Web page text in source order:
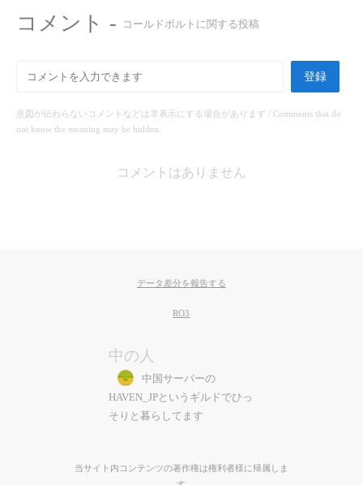
コメント - コールドボルトに関する投稿
登録
意図が伝わらないコメントなどは非表示にする場合があります / Comments that do
not know the meaning may be hidden.
コメントはありません
データ差分を報告する
RO3
中の人
中国サーバーの
HAVEN_JPというギルドでひっ
そりと暮らしてます
当サイト内コンテンツの著作権は権利者様に帰属しま